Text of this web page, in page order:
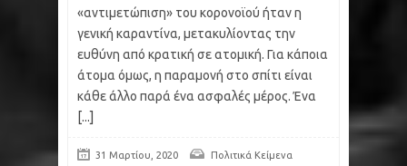
«αντιμετώπιση» του κορονοϊού ήταν η
γενική καραντίνα, μετακυλίοντας την
ευθύνη από κρατική σε ατομική. Για κάποια
άτομα όμως, η παραμονή στο σπίτι είναι
κάθε άλλο παρά ένα ασφαλές μέρος. Ένα
[...]
31 Μαρτίου, 2020 Πολιτικά Κείμενα